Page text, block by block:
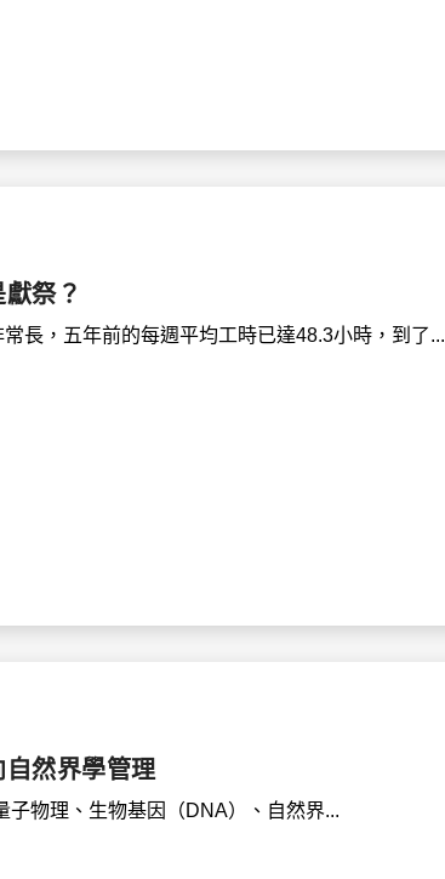
祭？
長，五年前的每週平均工時已達48.3小時，到了...
然界學管理
子物理、生物基因（DNA）、自然界...